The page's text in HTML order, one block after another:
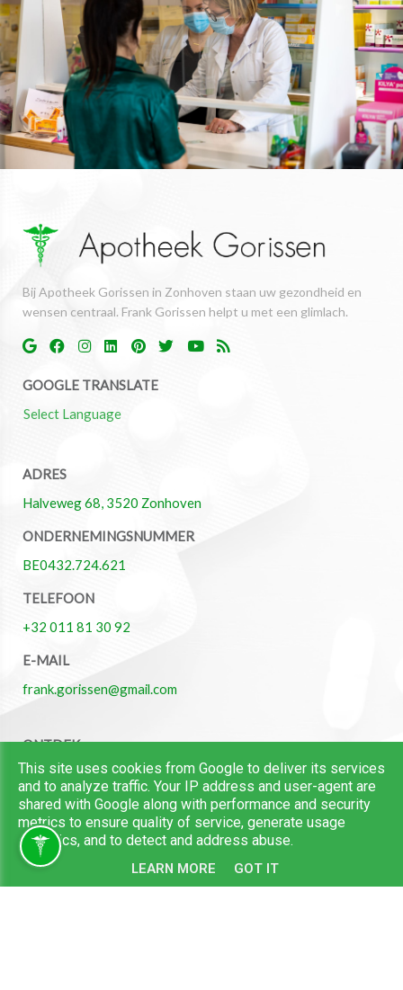
Bij Apotheek Gorissen in Zonhoven staan uw gezondheid en
wensen centraal. Frank Gorissen helpt u met een glimlach.
GOOGLE TRANSLATE
Select Language
ADRES
Halveweg 68, 3520 Zonhoven
ONDERNEMINGSNUMMER
BE0432.724.621
TELEFOON
+32 011 81 30 92
E-MAIL
frank.gorissen@gmail.com
ONTDEK
Home
Over Ons
Bestellen
Aanbod
Promoties
Nieuws
FAQ
This site uses cookies from Google to deliver its services
and to analyze traffic. Your IP address and user-agent are
shared with Google along with performance and security
metrics to ensure quality of service, generate usage
statistics, and to detect and address abuse.
LEARN MORE GOT IT